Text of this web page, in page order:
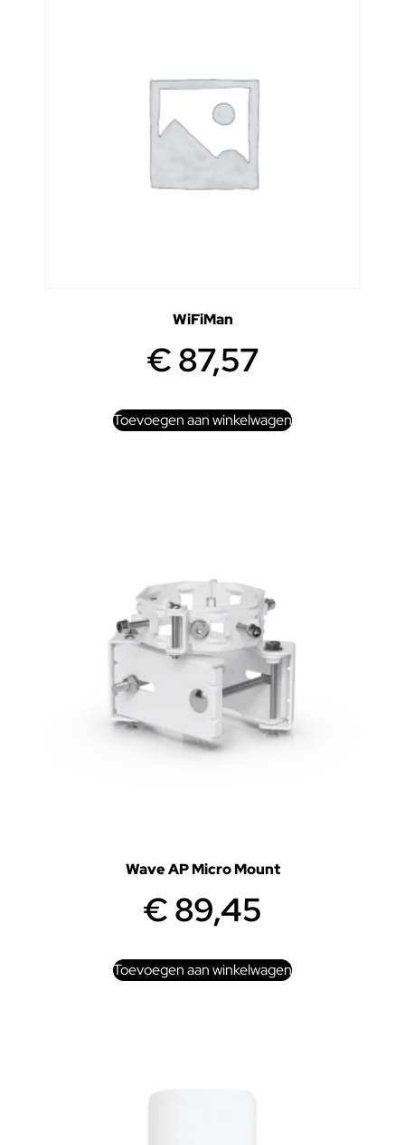
WiFiMan
€87,57
Toevoegen aan winkelwagen
Wave AP Micro Mount
€89,45
Toevoegen aan winkelwagen